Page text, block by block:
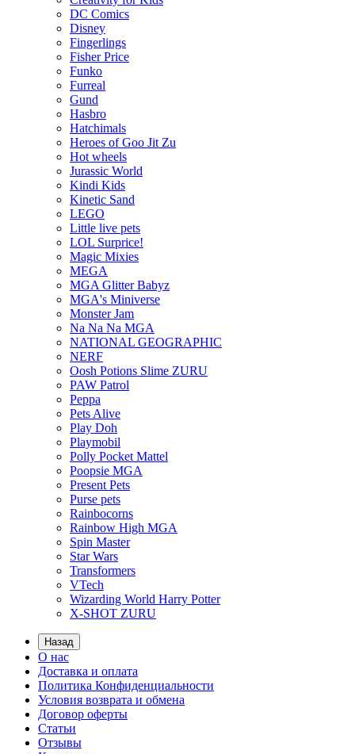
DC Comics
Disney
Fingerlings
Fisher Price
Funko
Furreal
Gund
Hasbro
Hatchimals
Heroes of Goo Jit Zu
Hot wheels
Jurassic World
Kindi Kids
Kinetic Sand
LEGO
Little live pets
LOL Surprice!
Magic Mixies
MEGA
MGA Glitter Babyz
MGA's Miniverse
Monster Jam
Na Na Na MGA
NATIONAL GEOGRAPHIC
NERF
Oosh Potions Slime ZURU
PAW Patrol
Peppa
Pets Alive
Play Doh
Playmobil
Polly Pocket Mattel
Poopsie MGA
Present Pets
Purse pets
Rainbocorns
Rainbow High MGA
Spin Master
Star Wars
Transformers
VTech
Wizarding World Harry Potter
X-SHOT ZURU
Назад
О нас
Доставка и оплата
Политика Конфиденциальности
Условия возврата и обмена
Договор оферты
Статьи
Отзывы